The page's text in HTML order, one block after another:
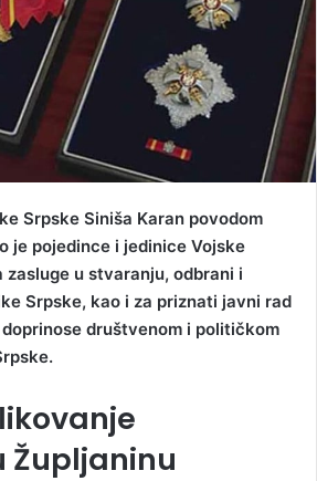
Srpske Siniša Karan povodom
je pojedince i jedinice Vojske
zasluge u stvaranju, odbrani i
Srpske, kao i za priznati javni rad
društvenom i političkom
Župljaninu